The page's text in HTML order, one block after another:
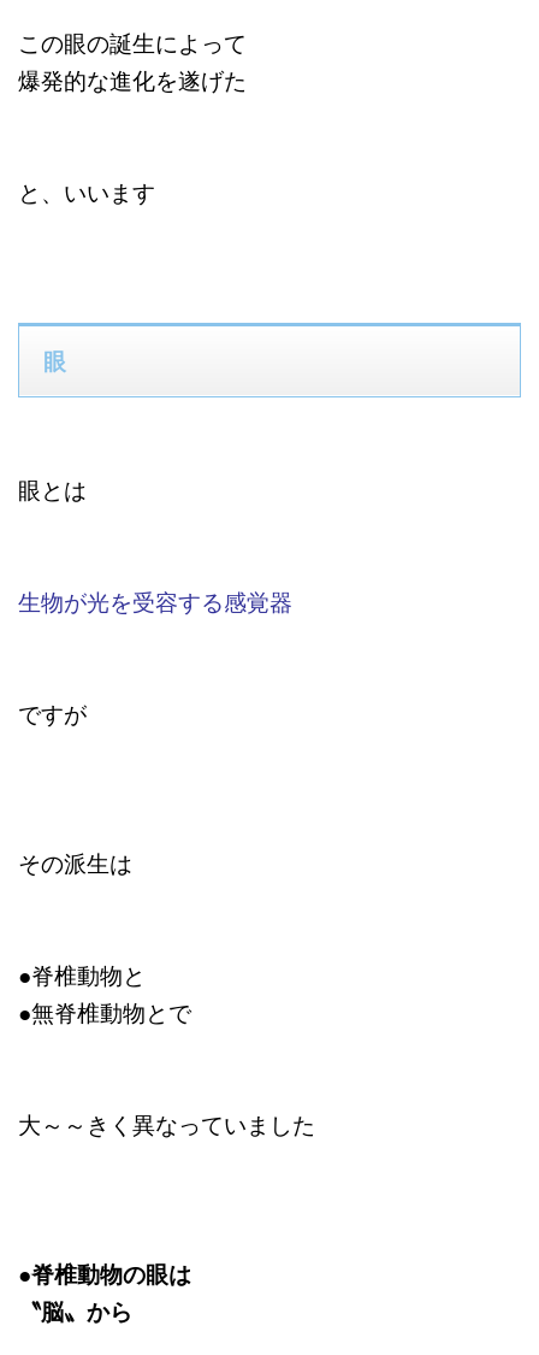
この眼の誕生によって
爆発的な進化を遂げた
と、いいます
眼
眼とは
生物が光を受容する感覚器
ですが
その派生は
●脊椎動物と
●無脊椎動物とで
大～～きく異なっていました
●脊椎動物の眼は
〝脳〟から